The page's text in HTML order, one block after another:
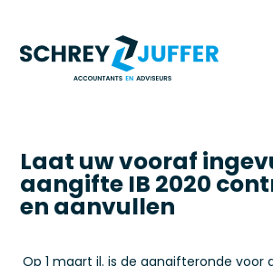
Laat uw vooraf
aangifte IB 2020
en aanvullen
Op 1 maart jl. is de aangifteronde voor